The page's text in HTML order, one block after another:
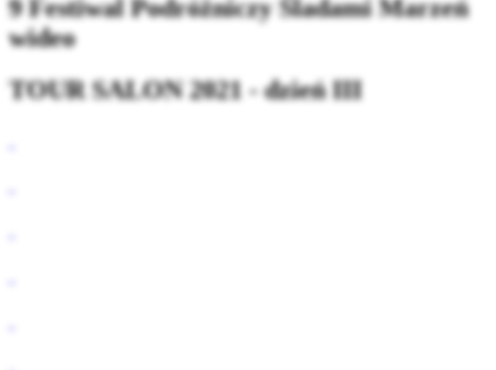
9 Festiwal Podróżniczy Śladami Marzeń
wideo
TOUR SALON 2021 - dzień III